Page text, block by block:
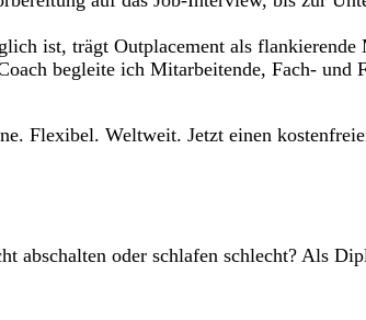
ist, trägt Outplacement als
begleite ich Mitarbeitende, Fach- und
Flexibel. Weltweit. Jetzt einen
abschalten oder schlafen schlecht? Als